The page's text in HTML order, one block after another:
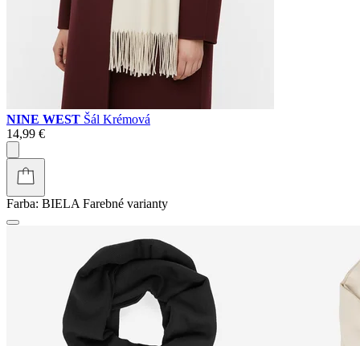
NINE WEST Šál Krémová
14,99 €
Farba: BIELA Farebné varianty